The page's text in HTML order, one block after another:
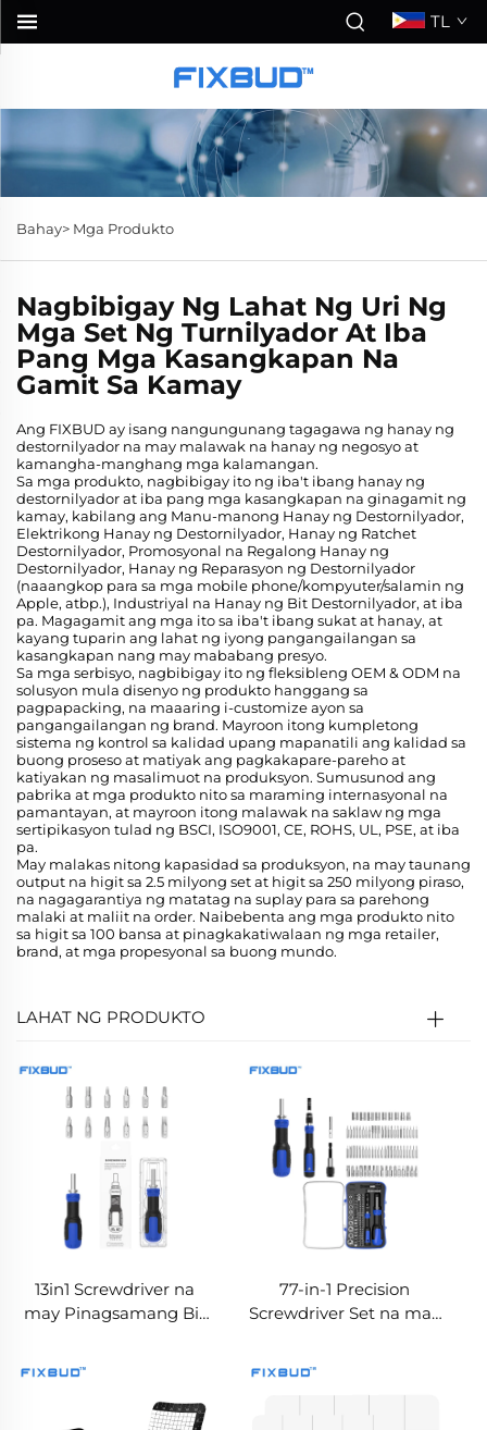
TL
Bahay> Mga Produkto
Nagbibigay Ng Lahat Ng Uri Ng
Mga Set Ng Turnilyador At Iba
Pang Mga Kasangkapan Na
Gamit Sa Kamay
Ang FIXBUD ay isang nangungunang tagagawa ng hanay ng
destornilyador na may malawak na hanay ng negosyo at
kamangha-manghang mga kalamangan.
Sa mga produkto, nagbibigay ito ng iba't ibang hanay ng
destornilyador at iba pang mga kasangkapan na ginagamit ng
kamay, kabilang ang Manu-manong Hanay ng Destornilyador,
Elektrikong Hanay ng Destornilyador, Hanay ng Ratchet
Destornilyador, Promosyonal na Regalong Hanay ng
Destornilyador, Hanay ng Reparasyon ng Destornilyador
(naaangkop para sa mga mobile phone/kompyuter/salamin ng
Apple, atbp.), Industriyal na Hanay ng Bit Destornilyador, at iba
pa. Magagamit ang mga ito sa iba't ibang sukat at hanay, at
kayang tuparin ang lahat ng iyong pangangailangan sa
kasangkapan nang may mababang presyo.
Sa mga serbisyo, nagbibigay ito ng fleksibleng OEM & ODM na
solusyon mula disenyo ng produkto hanggang sa
pagpapacking, na maaaring i-customize ayon sa
pangangailangan ng brand. Mayroon itong kumpletong
sistema ng kontrol sa kalidad upang mapanatili ang kalidad sa
buong proseso at matiyak ang pagkakapare-pareho at
katiyakan ng masalimuot na produksyon. Sumusunod ang
pabrika at mga produkto nito sa maraming internasyonal na
pamantayan, at mayroon itong malawak na saklaw ng mga
sertipikasyon tulad ng BSCI, ISO9001, CE, ROHS, UL, PSE, at iba
pa.
May malakas nitong kapasidad sa produksyon, na may taunang
output na higit sa 2.5 milyong set at higit sa 250 milyong piraso,
na nagagarantiya ng matatag na suplay para sa parehong
malaki at maliit na order. Naibebenta ang mga produkto nito
sa higit sa 100 bansa at pinagkakatiwalaan ng mga retailer,
brand, at mga propesyonal sa buong mundo.
LAHAT NG PRODUKTO
13in1 Screwdriver na
may Pinagsamang Bit
77-in-1 Precision
Screwdriver Set na may